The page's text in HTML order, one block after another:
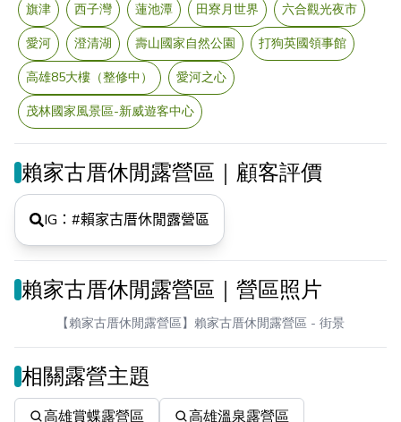
旗津 西子灣 蓮池潭 田寮月世界
六合觀光夜市
愛河
澄清湖 壽山國家自然公園
打狗英國領事館
高雄85大樓（整修中）
愛河之心
茂林國家風景區-新威遊客中心
賴家古厝休閒露營區｜顧客評價
IG：#賴家古厝休閒露營區
賴家古厝休閒露營區｜營區照片
【賴家古厝休閒露營區】賴家古厝休閒露營區 - 街景
相關露營主題
高雄賞蝶露營區 高雄溫泉露營區